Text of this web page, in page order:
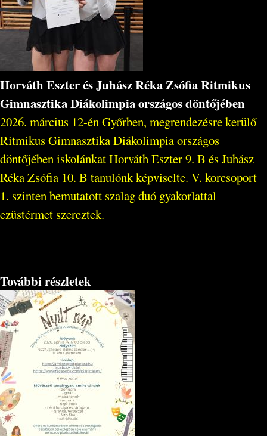
Horváth Eszter és Juhász Réka Zsófia Ritmikus
Gimnasztika Diákolimpia országos döntőjében
2026. március 12-én Győrben, megrendezésre kerülő
Ritmikus Gimnasztika Diákolimpia országos
döntőjében iskolánkat Horváth Eszter 9. B és Juhász
Réka Zsófia 10. B tanulónk képviselte. V. korcsoport
1. szinten bemutatott szalag duó gyakorlattal
ezüstérmet szereztek.
További részletek